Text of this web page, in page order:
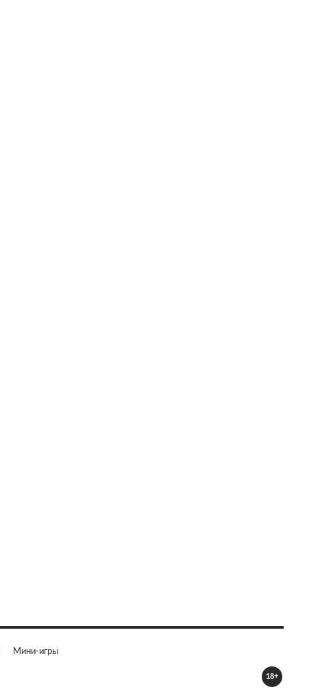
Мини-игры
18+